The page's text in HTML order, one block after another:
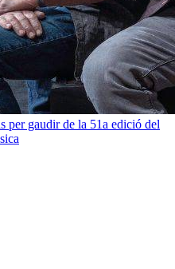
per gaudir de la 51a edició del